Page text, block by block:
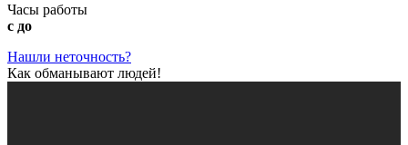
Часы работы
с до
Нашли неточность?
Как обманывают людей!